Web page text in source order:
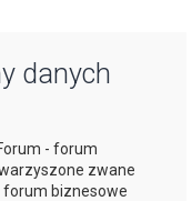
danych
- forum
zwane
forum biznesowe